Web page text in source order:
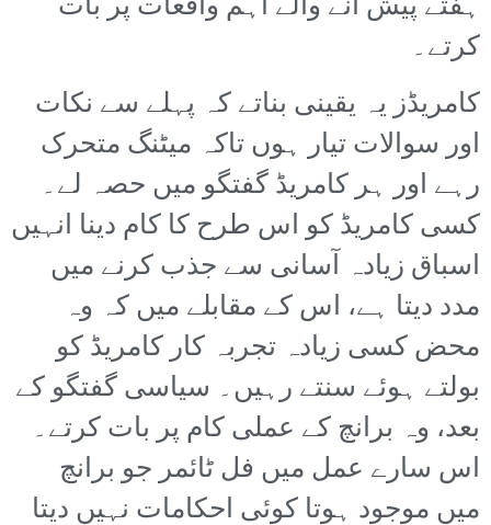
کرتے۔
کامریڈز یہ یقینی بناتے کہ پہلے سے نکات
اور سوالات تیار ہوں تاکہ میٹنگ متحرک
رہے اور ہر کامریڈ گفتگو میں حصہ لے۔
کسی کامریڈ کو اس طرح کا کام دینا انہیں
اسباق زیادہ آسانی سے جذب کرنے میں
مدد دیتا ہے، اس کے مقابلے میں کہ وہ
محض کسی زیادہ تجربہ کار کامریڈ کو
بولتے ہوئے سنتے رہیں۔ سیاسی گفتگو کے
بعد، وہ برانچ کے عملی کام پر بات کرتے۔
اس سارے عمل میں فل ٹائمر جو برانچ
میں موجود ہوتا کوئی احکامات نہیں دیتا